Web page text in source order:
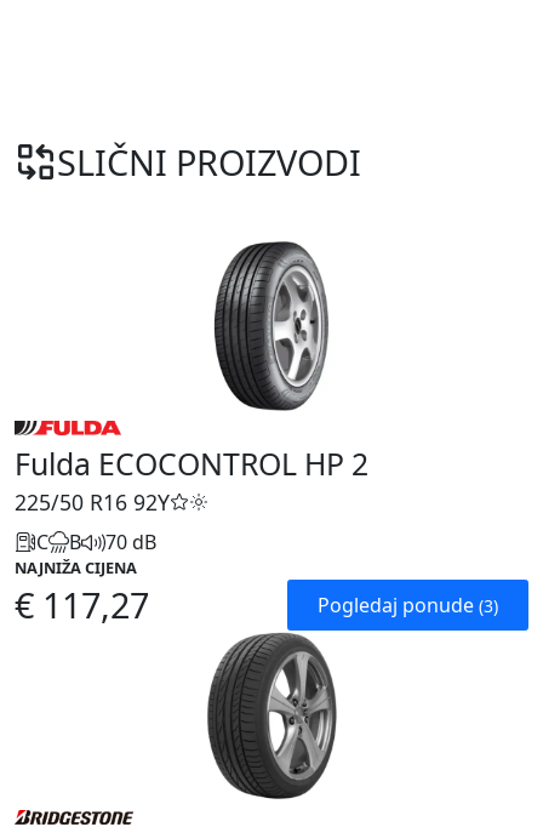
SLIČNI PROIZVODI
Fulda ECOCONTROL HP 2
225/50 R16 92Y
C B 70 dB
NAJNIŽA CIJENA
€ 117,27 Pogledaj ponude (3)